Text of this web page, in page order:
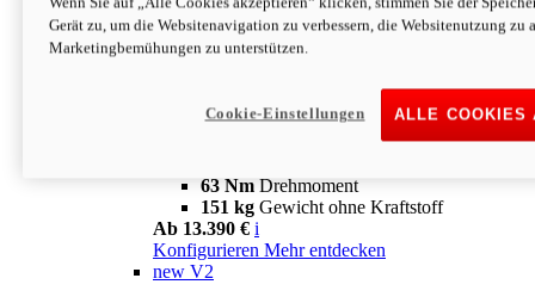
63 NmDrehmoment
151 kgGewicht ohne Kraftstoff
Ab 13.890 € i
63 Nm Drehmoment
151 kg Gewicht ohne Kraftstoff
Ab 13.390 € i
Konfigurieren Mehr entdecken
new V2
Gerät zu, um die Websitenavigation zu verbessern, die Websitenutzung zu
Marketingbemühungen zu unterstützen.
ALLE COOKIES
Cookie-Einstellungen